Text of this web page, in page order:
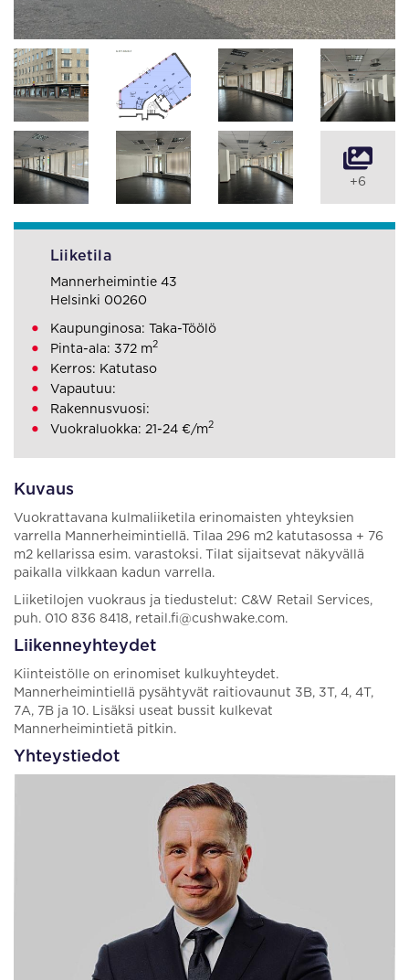
Kuvaus
Vuokrattavana kulmaliiketila erinomaisten yhteyksien
varrella Mannerheimintiellä. Tilaa 296 m2 katutasossa + 76
m2 kellarissa esim. varastoksi. Tilat sijaitsevat näkyvällä
paikalla vilkkaan kadun varrella.
Liiketilojen vuokraus ja tiedustelut: C&W Retail Services,
puh. 010 836 8418, retail.fi@cushwake.com.
Liikenneyhteydet
Kiinteistölle on erinomiset kulkuyhteydet.
Mannerheimintiellä pysähtyvät raitiovaunut 3B, 3T, 4, 4T,
7A, 7B ja 10. Lisäksi useat bussit kulkevat
Mannerheimintietä pitkin.
Yhteystiedot
+6
Liiketila
Mannerheimintie 43
Helsinki 00260
Kaupunginosa: Taka-Töölö
Pinta-ala: 372 m2
Kerros: Katutaso
Vapautuu:
Rakennusvuosi:
Vuokraluokka: 21-24 €/m2